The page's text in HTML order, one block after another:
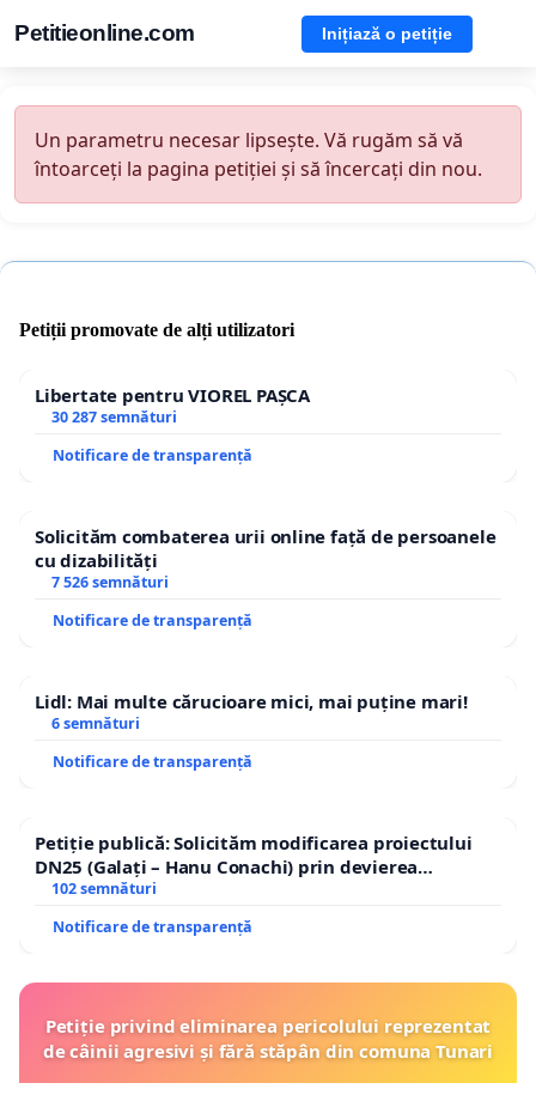
Petitieonline.com Inițiază o petiție
Un parametru necesar lipsește. Vă rugăm să vă
întoarceți la pagina petiției și să încercați din nou.
Petiții promovate de alți utilizatori
Libertate pentru VIOREL PAȘCA
30 287 semnături
Notificare de transparență
Solicităm combaterea urii online față de persoanele
cu dizabilități
7 526 semnături
Notificare de transparență
Lidl: Mai multe cărucioare mici, mai puține mari!
6 semnături
Notificare de transparență
Petiție publică: Solicităm modificarea proiectului
DN25 (Galați – Hanu Conachi) prin devierea
traseului în afara localităților!
102 semnături
Notificare de transparență
Petiție privind eliminarea pericolului reprezentat
de câinii agresivi și fără stăpân din comuna Tunari